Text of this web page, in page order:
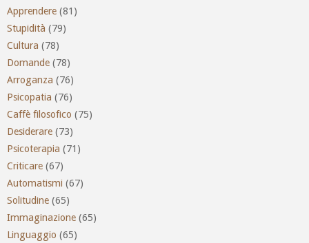
Apprendere (81)
Stupidità (79)
Cultura (78)
Domande (78)
Arroganza (76)
Psicopatia (76)
Caffè filosofico (75)
Desiderare (73)
Psicoterapia (71)
Criticare (67)
Automatismi (67)
Solitudine (65)
Immaginazione (65)
Linguaggio (65)